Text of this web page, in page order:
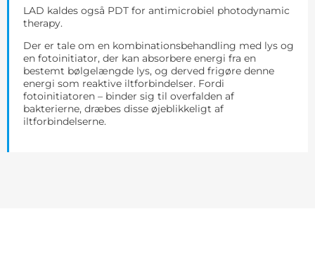
LAD kaldes også PDT for antimicrobiel photodynamic
therapy.
Der er tale om en kombinationsbehandling med lys og
en fotoinitiator, der kan absorbere energi fra en
bestemt bølgelængde lys, og derved frigøre denne
energi som reaktive iltforbindelser. Fordi
fotoinitiatoren – binder sig til overfalden af
bakterierne, dræbes disse øjeblikkeligt af
iltforbindelserne.